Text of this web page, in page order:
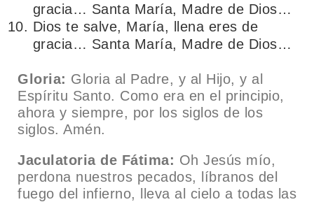
gracia… Santa María, Madre de Dios…
Dios te salve, María, llena eres de
gracia… Santa María, Madre de Dios…
Gloria: Gloria al Padre, y al Hijo, y al
Espíritu Santo. Como era en el principio,
ahora y siempre, por los siglos de los
siglos. Amén.
Jaculatoria de Fátima: Oh Jesús mío,
perdona nuestros pecados, líbranos del
fuego del infierno, lleva al cielo a todas las